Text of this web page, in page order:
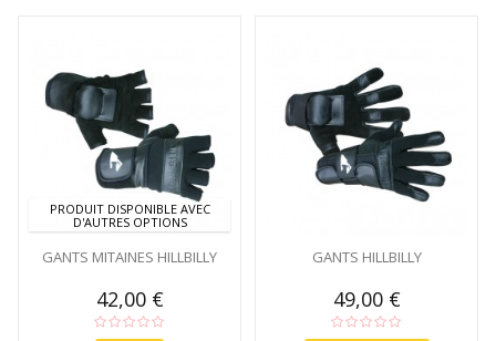
PRODUIT DISPONIBLE AVEC
D'AUTRES OPTIONS
GANTS MITAINES HILLBILLY
42,00 €
GANTS HILLBILLY
49,00 €